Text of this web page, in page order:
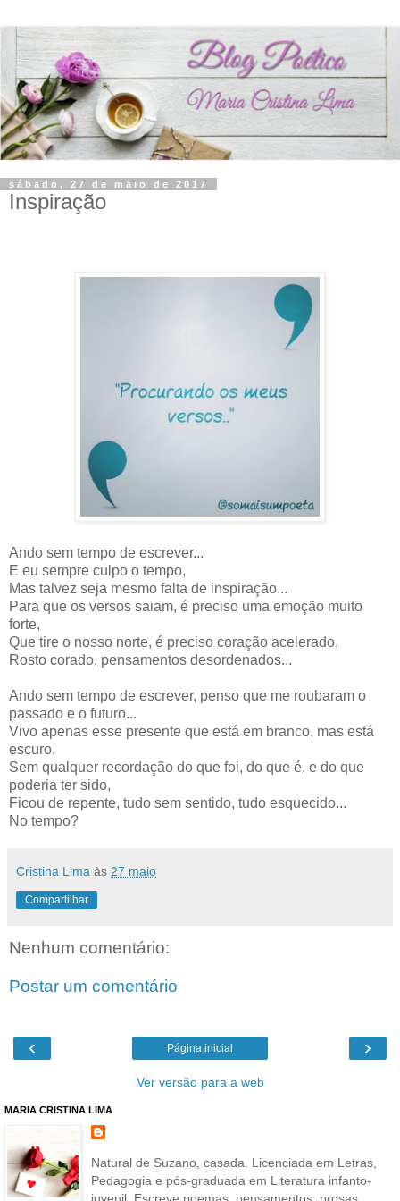
sábado, 27 de maio de 2017
Inspiração
Ando sem tempo de escrever...
E eu sempre culpo o tempo,
Mas talvez seja mesmo falta de inspiração...
Para que os versos saiam, é preciso uma emoção muito
forte,
Que tire o nosso norte, é preciso coração acelerado,
Rosto corado, pensamentos desordenados...
Ando sem tempo de escrever, penso que me roubaram o
passado e o futuro...
Vivo apenas esse presente que está em branco, mas está
escuro,
Sem qualquer recordação do que foi, do que é, e do que
poderia ter sido,
Ficou de repente, tudo sem sentido, tudo esquecido...
No tempo?
Cristina Lima às 27 maio
Compartilhar
Nenhum comentário:
Postar um comentário
‹ ›
Página inicial
Ver versão para a web
MARIA CRISTINA LIMA
Natural de Suzano, casada. Licenciada em Letras,
Pedagogia e pós-graduada em Literatura infanto-